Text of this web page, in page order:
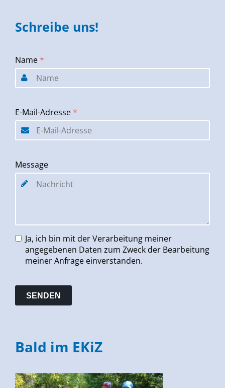
Schreibe uns!
Name *
E-Mail-Adresse *
Message
Ja, ich bin mit der Verarbeitung meiner
angegebenen Daten zum Zweck der Bearbeitung
meiner Anfrage einverstanden.
Bald im EKiZ